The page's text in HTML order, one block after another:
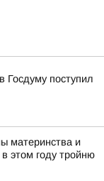
Госдуму поступил
материнства и
этом году тройню